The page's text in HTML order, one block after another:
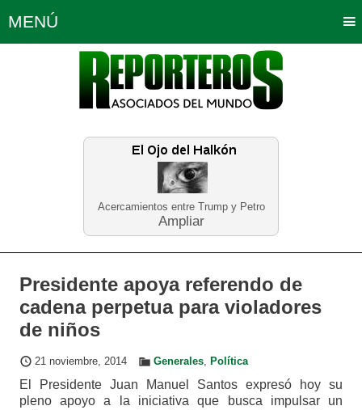
Acercamientos entre Trump y Petro
Ampliar
MENÚ
Política Opinión Bogotá
Planeta Tierra Deportes
Educación Neira
Presidente apoya referendo de
cadena perpetua para violadores
de niños
21 noviembre, 2014 Generales, Política
El Presidente Juan Manuel Santos expresó hoy su
pleno apoyo a la iniciativa que busca impulsar un